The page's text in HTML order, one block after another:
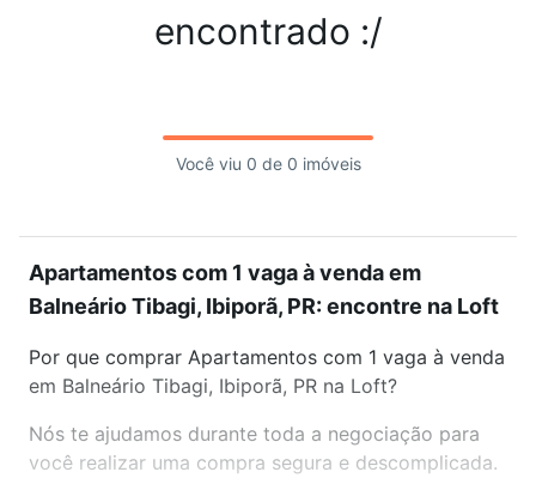
encontrado :/
Você viu 0 de 0 imóveis
Apartamentos com 1 vaga à venda em
Balneário Tibagi, Ibiporã, PR: encontre na Loft
Por que comprar Apartamentos com 1 vaga à venda
em Balneário Tibagi, Ibiporã, PR na Loft?
Nós te ajudamos durante toda a negociação para
você realizar uma compra segura e descomplicada.